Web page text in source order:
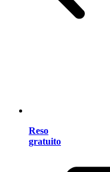
Reso
gratuito